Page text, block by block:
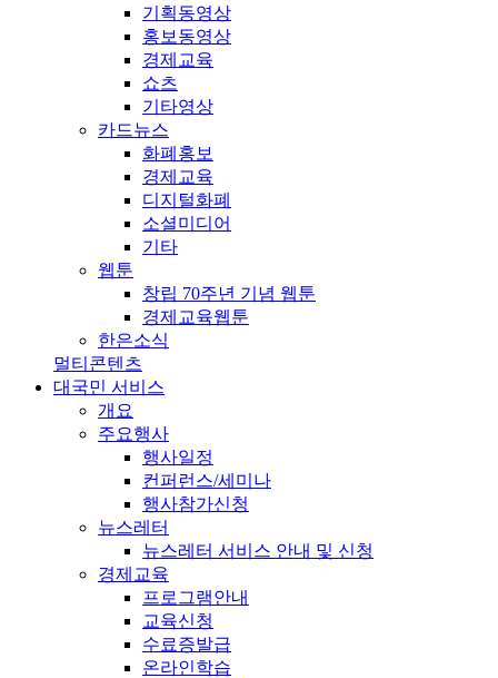
기획동영상
홍보동영상
경제교육
쇼츠
기타영상
카드뉴스
화폐홍보
경제교육
디지털화폐
소셜미디어
기타
웹툰
창립 70주년 기념 웹툰
경제교육웹툰
한은소식
멀티콘텐츠
대국민 서비스
개요
주요행사
행사일정
컨퍼런스/세미나
행사참가신청
뉴스레터
뉴스레터 서비스 안내 및 신청
경제교육
프로그램안내
교육신청
수료증발급
온라인학습